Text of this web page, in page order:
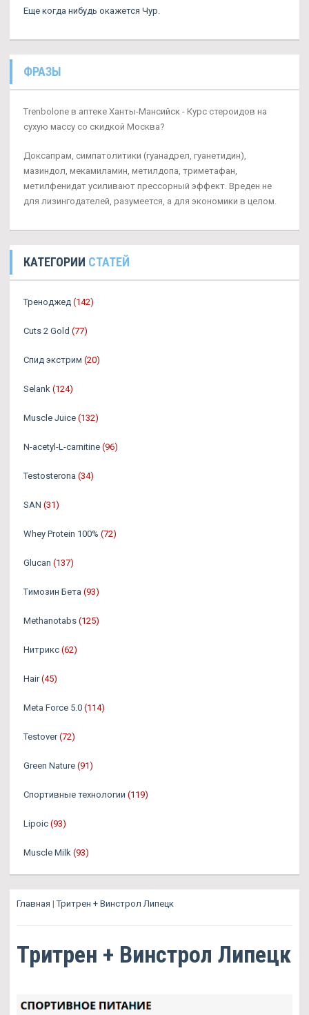
Еще когда нибудь окажется Чур.
ФРАЗЫ
Trenbolone в аптеке Ханты-Мансийск - Курс стероидов на
сухую массу со скидкой Москва?
Доксапрам, симпатолитики (гуанадрел, гуанетидин),
мазиндол, мекамиламин, метилдопа, триметафан,
метилфенидат усиливают прессорный эффект. Вреден не
для лизингодателей, разумеется, а для экономики в целом.
КАТЕГОРИИ СТАТЕЙ
Треноджед (142)
Cuts 2 Gold (77)
Спид экстрим (20)
Selank (124)
Muscle Juice (132)
N-acetyl-L-carnitine (96)
Testosterona (34)
SAN (31)
Whey Protein 100% (72)
Glucan (137)
Tимозин Бета (93)
Methanotabs (125)
Нитрикс (62)
Hair (45)
Meta Force 5.0 (114)
Testover (72)
Green Nature (91)
Спортивные технологии (119)
Lipoic (93)
Muscle Milk (93)
Главная |Тритрен + Винстрол Липецк
Тритрен + Винстрол Липецк